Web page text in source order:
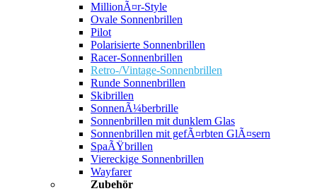
MillionÃ¤r-Style
Ovale Sonnenbrillen
Pilot
Polarisierte Sonnenbrillen
Racer-Sonnenbrillen
Retro-/Vintage-Sonnenbrillen
Runde Sonnenbrillen
Skibrillen
SonnenÃ¼berbrille
Sonnenbrillen mit dunklem Glas
Sonnenbrillen mit gefÃ¤rbten GlÃ¤sern
SpaÃŸbrillen
Viereckige Sonnenbrillen
Wayfarer
Zubehör